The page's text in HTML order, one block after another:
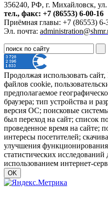
356240, РФ, г. Михайловск,
тел., факс: +7 (86553) 6-00-16
Приёмная главы: +7 (86553) 6-
Эл. почта:
Продолжая использовать
файлов cookie,
предполагаемое
браузера; тип устройства и
версия ОС; поисковые
был переход на сайт; список
проведенное время на сайте;
интересы посетителей;
улучшения
статистических
использованием интернет-
OK